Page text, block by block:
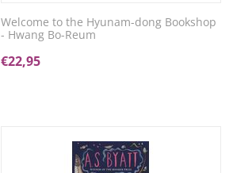
Welcome to the Hyunam-dong Bookshop
- Hwang Bo-Reum
€22,95